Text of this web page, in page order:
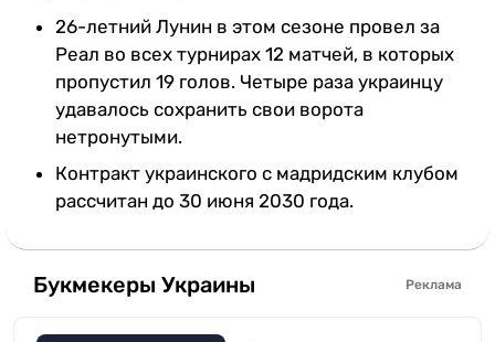
26-летний Лунин в этом сезоне провел за
Реал во всех турнирах 12 матчей, в которых
пропустил 19 голов. Четыре раза украинцу
удавалось сохранить свои ворота
нетронутыми.
Контракт украинского с мадридским клубом
рассчитан до 30 июня 2030 года.
Букмекеры Украины Реклама